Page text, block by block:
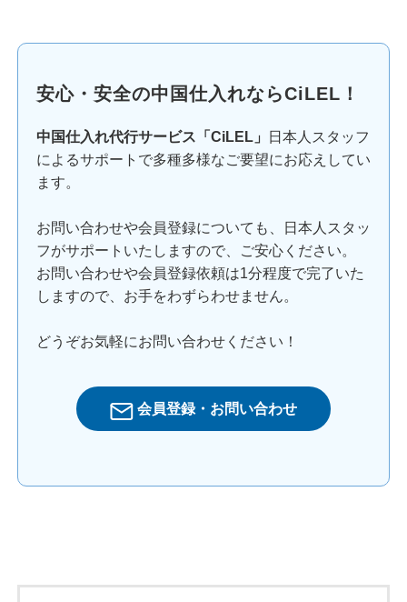
安心・安全の中国仕入れならCiLEL！
中国仕入れ代行サービス「CiLEL」
日本人スタッフ
によるサポートで多種多様なご要望にお応えしてい
ます。
お問い合わせや会員登録についても、日本人スタッ
フがサポートいたしますので、ご安心ください。
お問い合わせや会員登録依頼は1分程度で完了いた
しますので、お手をわずらわせません。
どうぞお気軽にお問い合わせください！
会員登録・お問い合わせ